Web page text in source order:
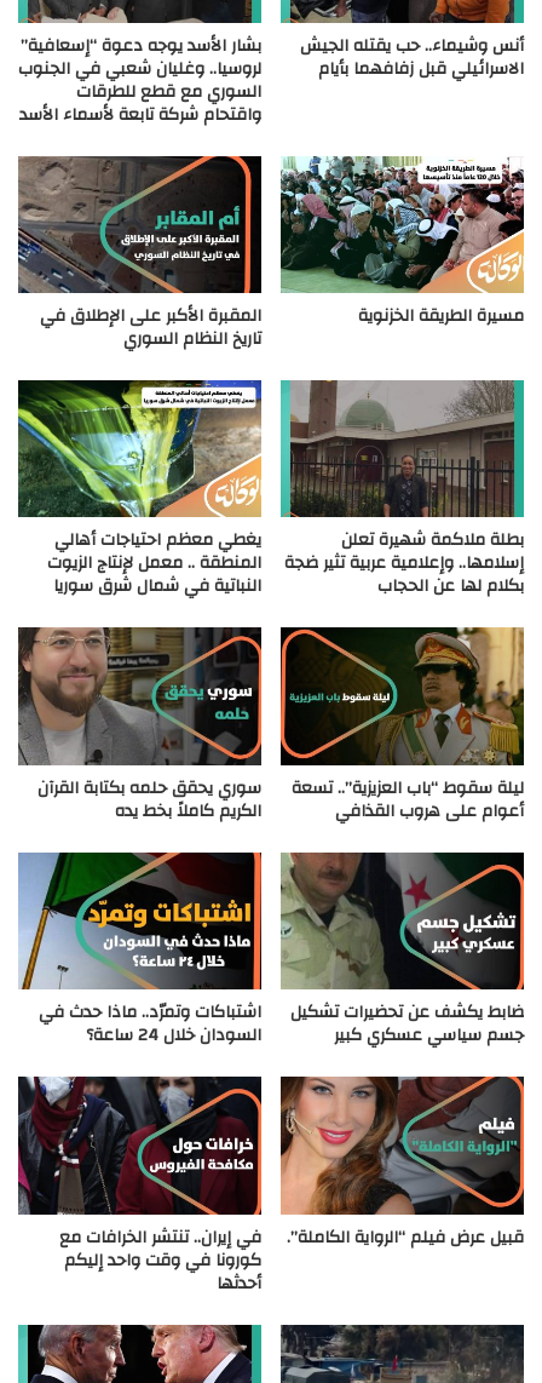
أنس وشيماء.. حب يقتله الجيش
الاسرائيلي قبل زفافهما بأيام
بشار الأسد يوجه دعوة “إسعافية”
لروسيا.. وغليان شعبي في الجنوب
السوري مع قطع للطرقات
واقتحام شركة تابعة لأسماء الأسد
مسيرة الطريقة الخزنوية المقبرة الأكبر على الإطلاق في
تاريخ النظام السوري
بطلة ملاكمة شهيرة تعلن
إسلامها.. وإعلامية عربية تثير ضجة
بكلام لها عن الحجاب
يغطي معظم احتياجات أهالي
المنطقة .. معمل لإنتاج الزيوت
النباتية في شمال شرق سوريا
ليلة سقوط “باب العزيزية”.. تسعة
أعوام على هروب القذافي
سوري يحقق حلمه بكتابة القرآن
الكريم كاملاً بخط يده
ضابط يكشف عن تحضيرات تشكيل
جسم سياسي عسكري كبير
اشتباكات وتمرّد.. ماذا حدث في
السودان خلال 24 ساعة؟
قبيل عرض فيلم “الرواية الكاملة”. في إيران.. تنتشر الخرافات مع
كورونا في وقت واحد إليكم
أحدثها